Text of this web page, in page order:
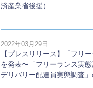
済産業省後援）
2022年03月29日
【プレスリリース】「フリ
を発表〜「フリーランス実
デリバリー配達員実態調査